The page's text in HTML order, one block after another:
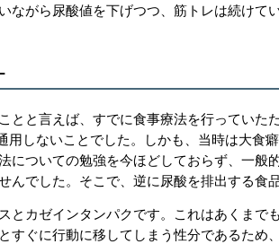
ながら尿酸値を下げつつ、筋トレは続けて
とと言えば、すでに食事療法を行っていた
用しないことでした。しかも、当時は大食
についての勉強を今ほどしておらず、一
んでした。そこで、逆に尿酸を排出する食
とカゼインタンパクです。これはあくまで
すぐに行動に移してしまう性分であるため